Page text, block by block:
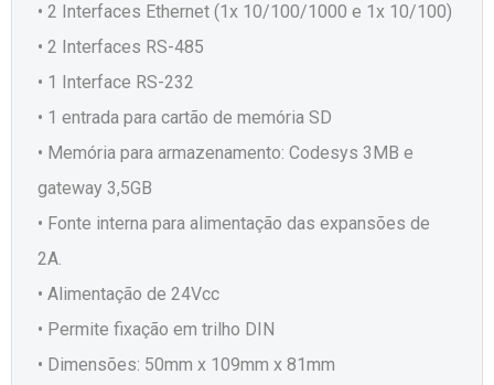
• 2 Interfaces Ethernet (1x 10/100/1000 e 1x 10/100)
• 2 Interfaces RS-485
• 1 Interface RS-232
• 1 entrada para cartão de memória SD
• Memória para armazenamento: Codesys 3MB e
gateway 3,5GB
• Fonte interna para alimentação das expansões de
2A.
• Alimentação de 24Vcc
• Permite fixação em trilho DIN
• Dimensões: 50mm x 109mm x 81mm